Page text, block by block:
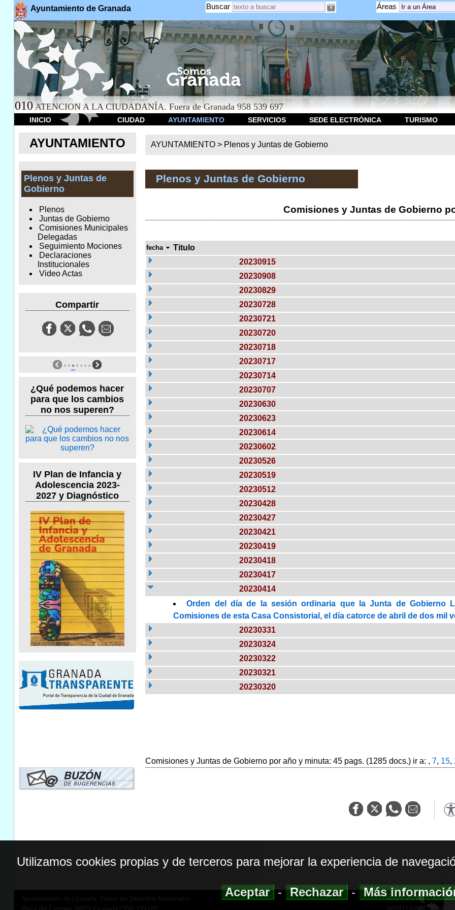
Ayuntamiento de Granada Áreas
Buscar
010 ATENCION A LA CIUDADANÍA. Fuera de Granada 958 539 697
INICIO CIUDAD AYUNTAMIENTO SERVICIOS SEDE ELECTRÓNICA TURISMO
AYUNTAMIENTO
Plenos y Juntas de
Gobierno
Plenos
Juntas de Gobierno
Comisiones Municipales
Delegadas
Seguimiento Mociones
Declaraciones
Institucionales
Video Actas
Compartir
¿Qué podemos hacer
para que los cambios
no nos superen?
IV Plan de Infancia y
Adolescencia 2023-
2027 y Diagnóstico
AYUNTAMIENTO > Plenos y Juntas de Gobierno
Plenos y Juntas de Gobierno
Comisiones y Juntas de Gobierno
fecha Titulo
20230915
20230908
20230829
20230728
20230721
20230720
20230718
20230717
20230714
20230707
20230630
20230623
20230614
20230602
20230526
20230519
20230512
20230428
20230427
20230421
20230419
20230418
20230417
20230414
Orden del día de la sesión ordinaria que la Junta de Gobierno
Comisiones de esta Casa Consistorial, el día catorce de abril de dos mil
20230331
20230324
20230322
20230321
20230320
Comisiones y Juntas de Gobierno por año y minuta: 45 pags. (1285 docs.) ir a: , 7, 15,
Ayuntamiento de Granada. Todos los Derechos Reservados.
MAPA WEB|
AVISO LEGAL|
Utilizamos cookies propias y de terceros para mejorar la experiencia de
Aceptar-Rechazar-Más